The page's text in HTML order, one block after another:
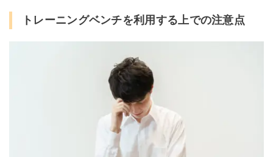
トレーニングベンチを利用する上での注意点